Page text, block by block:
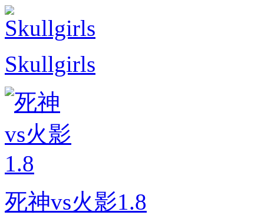
Skullgirls
死神vs火影1.8